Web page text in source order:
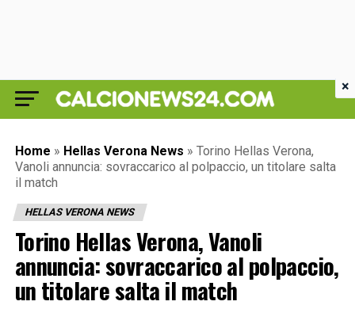
Home » Hellas Verona News » Torino Hellas Verona,
Vanoli annuncia: sovraccarico al polpaccio, un titolare salta
il match
HELLAS VERONA NEWS
Torino Hellas Verona, Vanoli
annuncia: sovraccarico al polpaccio,
un titolare salta il match
×